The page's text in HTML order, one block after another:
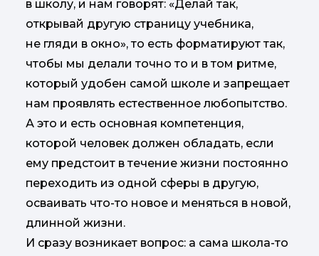
в школу, и нам говорят: «Делай так,
открывай другую страницу учебника,
не гляди в окно», то есть форматируют так,
чтобы мы делали точно то и в том ритме,
который удобен самой школе и запрещает
нам проявлять естественное любопытство.
А это и есть основная компетенция,
которой человек должен обладать, если
ему предстоит в течение жизни постоянно
переходить из одной сферы в другую,
осваивать что-то новое и меняться в новой,
длинной жизни.
И сразу возникает вопрос: а сама школа-то